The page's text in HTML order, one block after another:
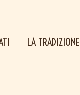
LA TRADIZIONE